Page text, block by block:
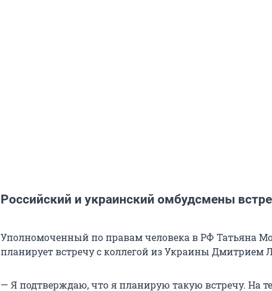
Российский и украинский омбудсмены
Уполномоченный по правам человека в РФ Татьяна
планирует встречу с коллегой из Украины Дмитрием
— Я подтверждаю, что я планирую такую встречу. На